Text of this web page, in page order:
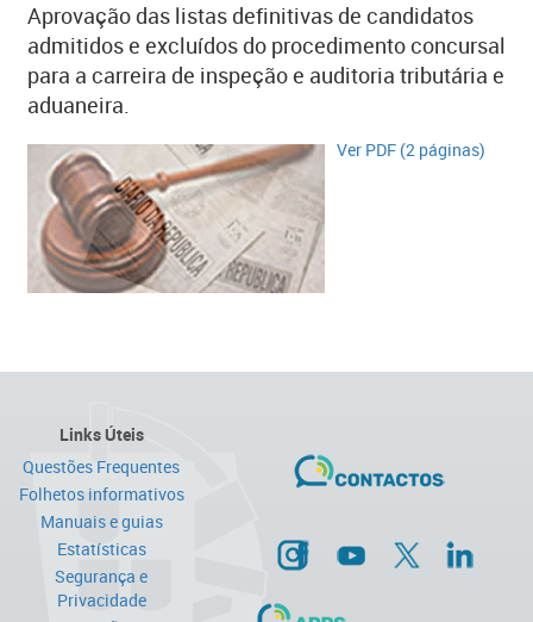
Aprovação das listas definitivas de candidatos
admitidos e excluídos do procedimento concursal
para a carreira de inspeção e auditoria tributária e
aduaneira.
Ver PDF (2 páginas)​
Links Úteis
Questões Frequentes
Folhetos informativos
Manuais e guias
Estatísticas
Segurança e
Privacidade